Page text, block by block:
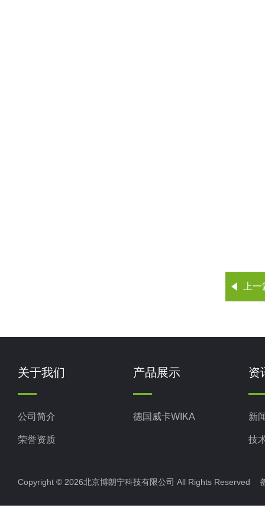
上
关于我们
公司简介
荣誉资质
产品展示
德国威卡WIKA
资
新
技
Copyright © 2026北京博朗宁科技有限公司 All Rights Reserved